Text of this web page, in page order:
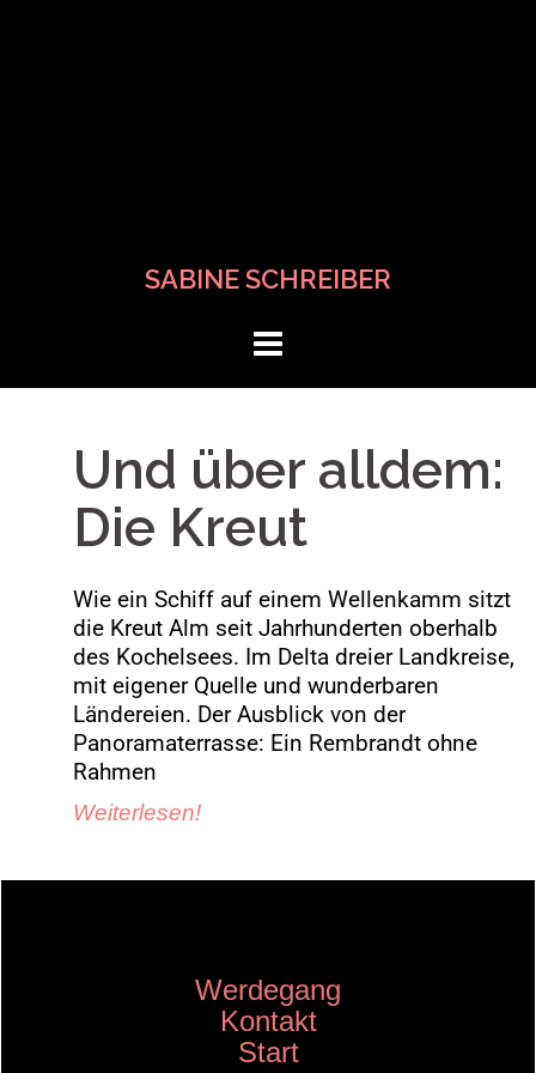
SABINE SCHREIBER
Und über alldem:
Die Kreut
Wie ein Schiff auf einem Wellenkamm sitzt
die Kreut Alm seit Jahrhunderten oberhalb
des Kochelsees. Im Delta dreier Landkreise,
mit eigener Quelle und wunderbaren
Ländereien. Der Ausblick von der
Panoramaterrasse: Ein Rembrandt ohne
Rahmen
Weiterlesen!
Werdegang
Kontakt
Start